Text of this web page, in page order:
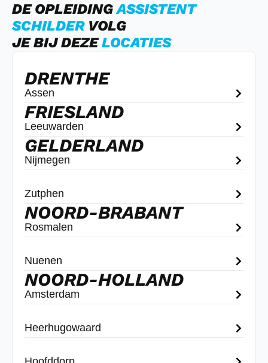
DE OPLEIDINGASSISTENT
SCHILDER VOLG
JE BIJ DEZELOCATIES
DRENTHE
Assen
FRIESLAND
Leeuwarden
GELDERLAND
Nijmegen
Zutphen
NOORD-BRABANT
Rosmalen
Nuenen
NOORD-HOLLAND
Amsterdam
Heerhugowaard